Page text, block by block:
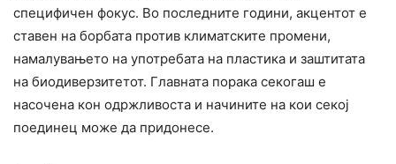
специфичен фокус. Во последните години, акцентот е
ставен на борбата против климатските промени,
намалувањето на употребата на пластика и заштитата
на биодиверзитетот. Главната порака секогаш е
насочена кон одржливоста и начините на кои секој
поединец може да придонесе.